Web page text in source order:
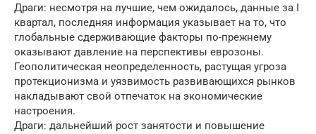
Драги: несмотря на лучшие, чем ожидалось, данные за I
квартал, последняя информация указывает на то, что
глобальные сдерживающие факторы по-прежнему
оказывают давление на перспективы еврозоны.
Геополитическая неопределенность, растущая угроза
протекционизма и уязвимость развивающихся рынков
накладывают свой отпечаток на экономические
настроения.
Драги: дальнейший рост занятости и повышение